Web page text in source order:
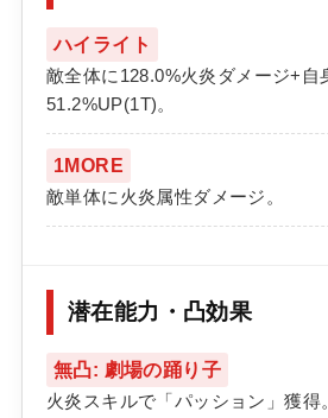
ハイライト
敵全体に128.0%火炎ダメージ+自
51.2%UP(1T)。
1MORE
敵単体に火炎属性ダメージ。
潜在能力・凸効果
無凸: 劇場の踊り子
火炎スキルで「パッション」獲得